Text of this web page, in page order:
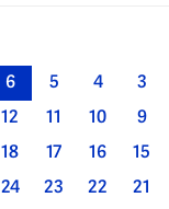
3
4
5
6
9
10
11
12
15
16
17
18
21
22
23
24